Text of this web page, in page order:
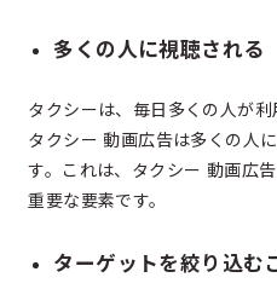
多くの人に視聴される
タクシーは、毎日多くの人が利
タクシー 動画広告は多くの人
す。これは、タクシー 動画広
重要な要素です。
ターゲットを絞り込む